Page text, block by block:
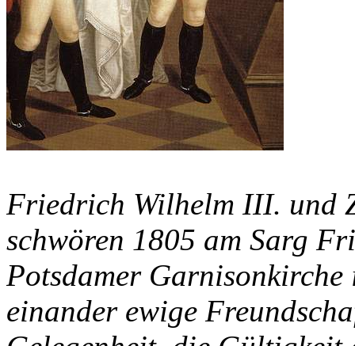
Friedrich Wilhelm III. und
schwören 1805 am Sarg
Potsdamer
einander ewige